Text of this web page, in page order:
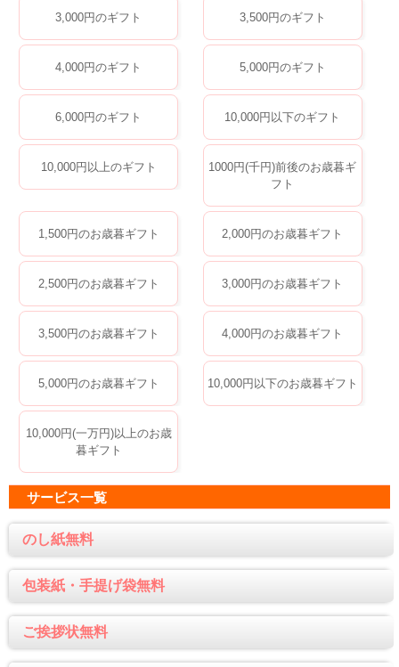
3,000円のギフト 3,500円のギフト
4,000円のギフト 5,000円のギフト
6,000円のギフト 10,000円以下のギフト
10,000円以上のギフト
1000円(千円)前後のお歳暮ギ
フト
1,500円のお歳暮ギフト 2,000円のお歳暮ギフト
2,500円のお歳暮ギフト 3,000円のお歳暮ギフト
3,500円のお歳暮ギフト 4,000円のお歳暮ギフト
5,000円のお歳暮ギフト 10,000円以下のお歳暮ギフト
10,000円(一万円)以上のお歳
暮ギフト
サービス一覧
のし紙無料
包装紙・手提げ袋無料
ご挨拶状無料